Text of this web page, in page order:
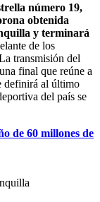
número 19,
obtenida
y terminará
de los
transmisión del
final que reúne a
definirá al último
del país se
de 60 millones de